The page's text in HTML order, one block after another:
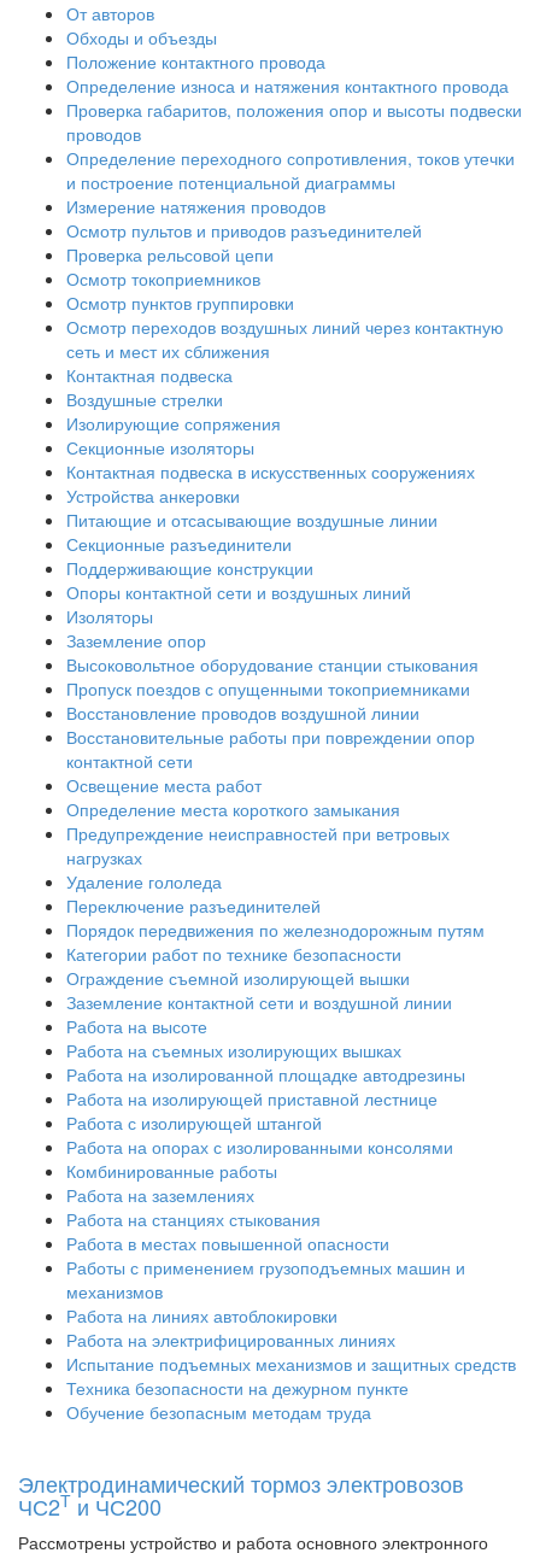
От авторов
Обходы и объезды
Положение контактного провода
Определение износа и натяжения контактного провода
Проверка габаритов, положения опор и высоты подвески
проводов
Определение переходного сопротивления, токов утечки
и построение потенциальной диаграммы
Измерение натяжения проводов
Осмотр пультов и приводов разъединителей
Проверка рельсовой цепи
Осмотр токоприемников
Осмотр пунктов группировки
Осмотр переходов воздушных линий через контактную
сеть и мест их сближения
Контактная подвеска
Воздушные стрелки
Изолирующие сопряжения
Секционные изоляторы
Контактная подвеска в искусственных сооружениях
Устройства анкеровки
Питающие и отсасывающие воздушные линии
Секционные разъединители
Поддерживающие конструкции
Опоры контактной сети и воздушных линий
Изоляторы
Заземление опор
Высоковольтное оборудование станции стыкования
Пропуск поездов с опущенными токоприемниками
Восстановление проводов воздушной линии
Восстановительные работы при повреждении опор
контактной сети
Освещение места работ
Определение места короткого замыкания
Предупреждение неисправностей при ветровых
нагрузках
Удаление гололеда
Переключение разъединителей
Порядок передвижения по железнодорожным путям
Категории работ по технике безопасности
Ограждение съемной изолирующей вышки
Заземление контактной сети и воздушной линии
Работа на высоте
Работа на съемных изолирующих вышках
Работа на изолированной площадке автодрезины
Работа на изолирующей приставной лестнице
Работа с изолирующей штангой
Работа на опорах с изолированными консолями
Комбинированные работы
Работа на заземлениях
Работа на станциях стыкования
Работа в местах повышенной опасности
Работы с применением грузоподъемных машин и
механизмов
Работа на линиях автоблокировки
Работа на электрифицированных линиях
Испытание подъемных механизмов и защитных средств
Техника безопасности на дежурном пункте
Обучение безопасным методам труда
Электродинамический тормоз электровозов
ЧС2Т и ЧС200
Рассмотрены устройство и работа основного электронного